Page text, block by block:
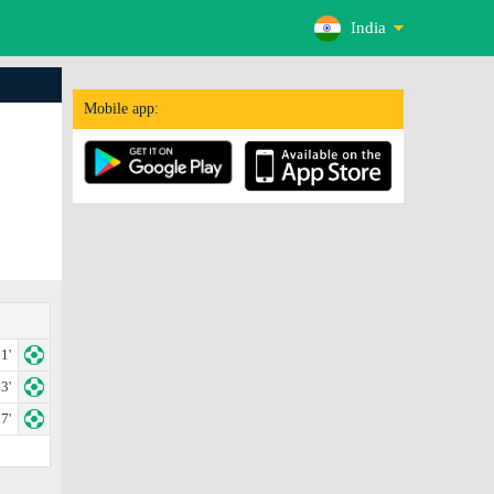
India
Mobile app: